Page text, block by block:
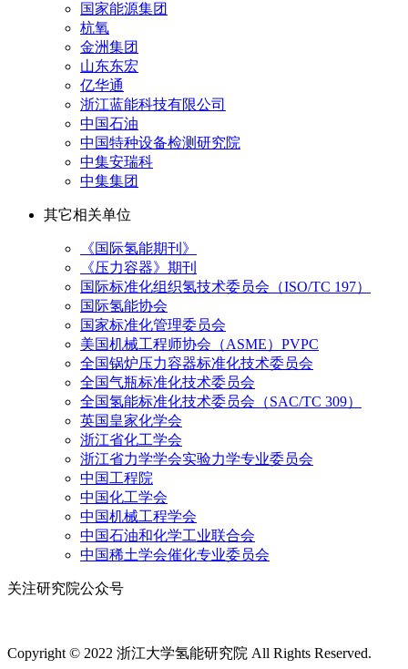
国家能源集团
杭氧
金洲集团
山东东宏
亿华通
浙江蓝能科技有限公司
中国石油
中国特种设备检测研究院
中集安瑞科
中集集团
其它相关单位
《国际氢能期刊》
《压力容器》期刊
国际标准化组织氢技术委员会（ISO/TC 197）
国际氢能协会
国家标准化管理委员会
美国机械工程师协会（ASME）PVPC
全国锅炉压力容器标准化技术委员会
全国气瓶标准化技术委员会
全国氢能标准化技术委员会（SAC/TC 309）
英国皇家化学会
浙江省化工学会
浙江省力学学会实验力学专业委员会
中国工程院
中国化工学会
中国机械工程学会
中国石油和化学工业联合会
中国稀土学会催化专业委员会
关注研究院公众号
Copyright © 2022 浙江大学氢能研究院 All Rights Reserved.